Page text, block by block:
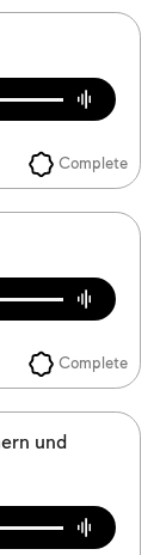
Complete
Complete
und